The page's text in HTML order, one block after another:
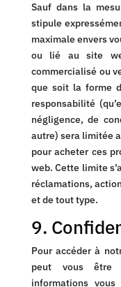
Sauf dans la
stipule
maximale envers
ou lié au site
commercialisé ou
que soit la forme
responsabilité
négligence, de
autre) sera limitée
pour acheter ces
web. Cette limite
réclamations,
et de tout type.
9.
Pour accéder à
peut vous être
informations